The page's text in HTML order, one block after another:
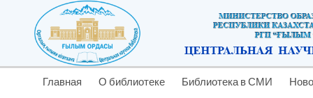
Главная О библиотеке Библиотека в СМИ